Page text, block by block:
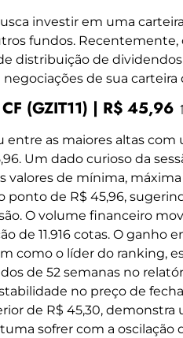
investir em uma
fundos.
distribuição de
de sua carteira
(GZIT11) | R$ 45,96
entre as maiores altas com
Um dado curioso da
valores de mínima,
ponto de R$ 45,96,
O volume financeiro
de 11.916 cotas. O ganho
como o líder do ranking,
de 52 semanas no
no preço de
de R$ 45,30,
sofrer com a oscilação